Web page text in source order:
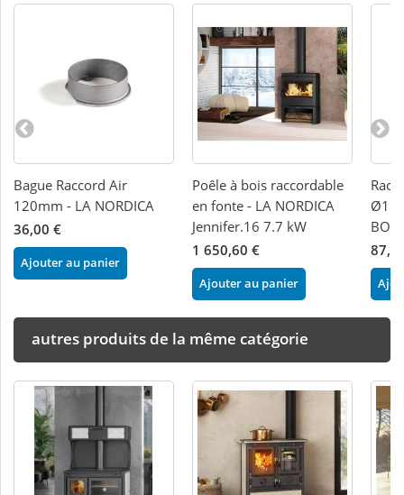
Bague Raccord Air
120mm - LA NORDICA
36,00 €
Ajouter au panier
Poêle à bois raccordable
en fonte - LA NORDICA
Jennifer.16 7.7 kW
1 650,60 €
Ajouter au panier
BOIS
autres produits de la même catégorie